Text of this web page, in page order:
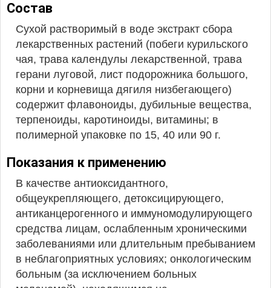
Состав
Сухой растворимый в воде экстракт сбора
лекарственных растений (побеги курильского
чая, трава календулы лекарственной, трава
герани луговой, лист подорожника большого,
корни и корневища дягиля низбегающего)
содержит флавоноиды, дубильные вещества,
терпеноиды, каротиноиды, витамины; в
полимерной упаковке по 15, 40 или 90 г.
Показания к применению
В качестве антиоксидантного,
общеукрепляющего, детоксицирующего,
антиканцерогенного и иммуномодулирующего
средства лицам, ослабленным хроническими
заболеваниями или длительным пребыванием
в неблагоприятных условиях; онкологическим
больным (за исключением больных